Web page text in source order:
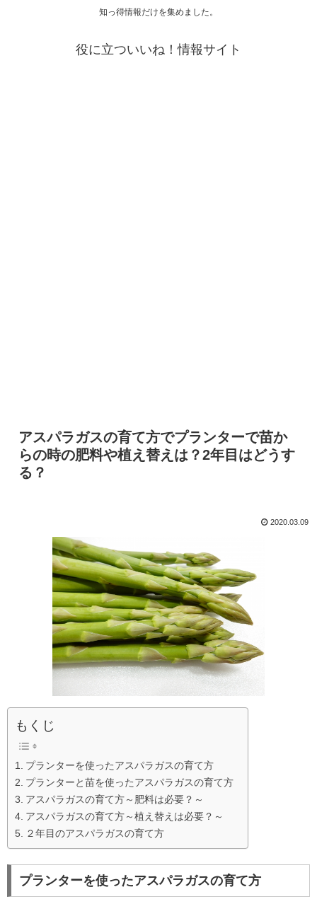
知っ得情報だけを集めました。
役に立ついいね！情報サイト
アスパラガスの育て方でプランターで苗か
らの時の肥料や植え替えは？2年目はどうす
る？
2020.03.09
もくじ
プランターを使ったアスパラガスの育て方
プランターと苗を使ったアスパラガスの育て方
アスパラガスの育て方～肥料は必要？～
アスパラガスの育て方～植え替えは必要？～
２年目のアスパラガスの育て方
プランターを使ったアスパラガスの育て方